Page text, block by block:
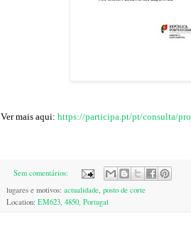
Ver mais aqui: https://participa.pt/pt/consulta/
Sem comentários:
lugares e motivos: actualidade, posto de corte
Location: EM623, 4850, Portugal